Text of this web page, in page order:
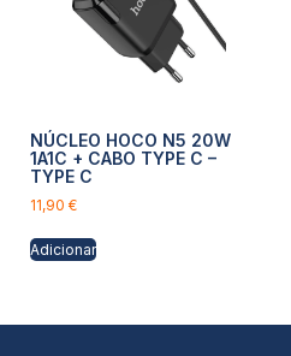
NÚCLEO HOCO N5 20W
1A1C + CABO TYPE C –
TYPE C
11,90 €
Adicionar